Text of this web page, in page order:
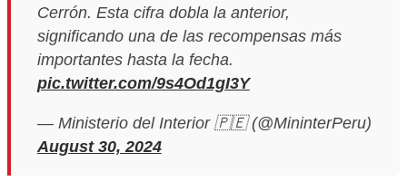
Cerrón. Esta cifra dobla la anterior,
significando una de las recompensas más
importantes hasta la fecha.
pic.twitter.com/9s4Od1gI3Y
— Ministerio del Interior 🇵🇪 (@MininterPeru)
August 30, 2024